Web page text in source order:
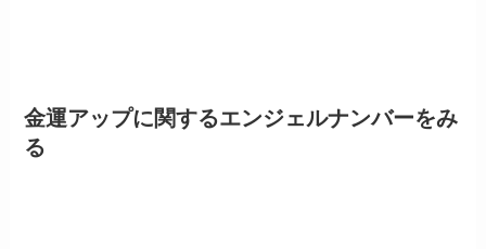
金運アップに関するエンジェルナンバーをみ
る